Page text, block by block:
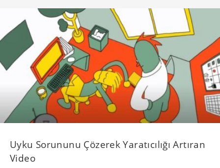
Uyku Sorununu Çözerek Yaratıcılığı Artıran
Video